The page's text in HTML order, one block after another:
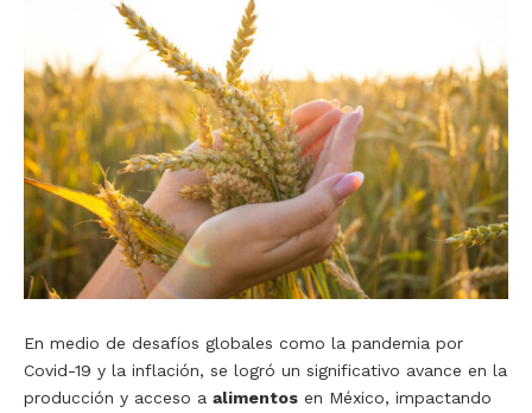
En medio de desafíos globales como la pandemia por
Covid-19 y la inflación, se logró un significativo avance en la
producción y acceso a alimentos en México, impactando